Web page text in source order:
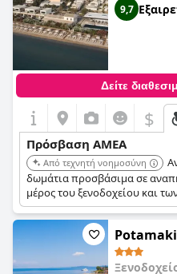
9,7
Δείτε
$
Πρόσβαση ΑΜΕΑ
Από τεχνητή νοημοσύνη
δωμάτια προσβάσιμα σε
μέρος του ξενοδοχείου και
ισόγειο, γεγονός που
επισκέπτες με κινητικά